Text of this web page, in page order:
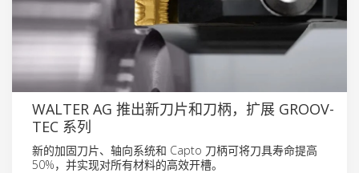
WALTER AG 推出新刀片和刀柄，扩展 GROOV-
TEC 系列
新的加固刀片、轴向系统和 Capto 刀柄可将刀具寿命提高
50%，并实现对所有材料的高效开槽。